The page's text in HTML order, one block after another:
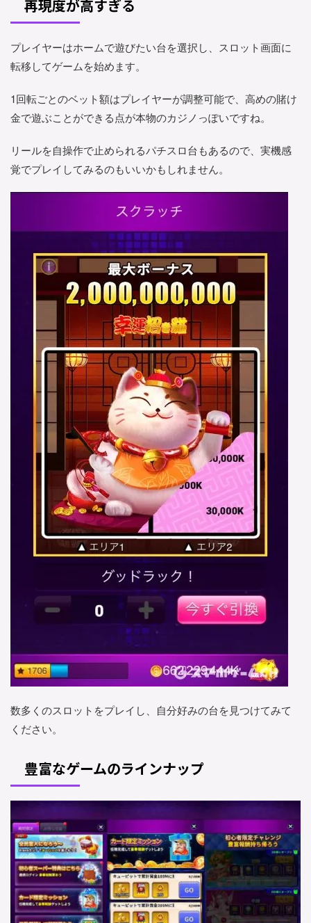
再現度が高すぎる
プレイヤーはホームで遊びたい台を選択し、スロット画面に
転移してゲームを始めます。
1回転ごとのベット額はプレイヤーが調整可能で、高めの賭け
金で遊ぶことができる点が本物のカジノっぽいですね。
リールを自操作で止められるパチスロ台もあるので、実機感
覚でプレイしてみるのもいいかもしれません。
数多くのスロットをプレイし、自分好みの台を見つけてみて
ください。
豊富なゲームのラインナップ